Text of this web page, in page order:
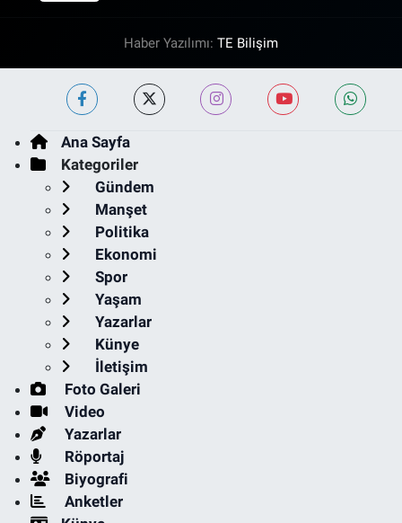
Haber Yazılımı: TE Bilişim
Ana Sayfa
Kategoriler
Gündem
Manşet
Politika
Ekonomi
Spor
Yaşam
Yazarlar
Künye
İletişim
Foto Galeri
Video
Yazarlar
Röportaj
Biyografi
Anketler